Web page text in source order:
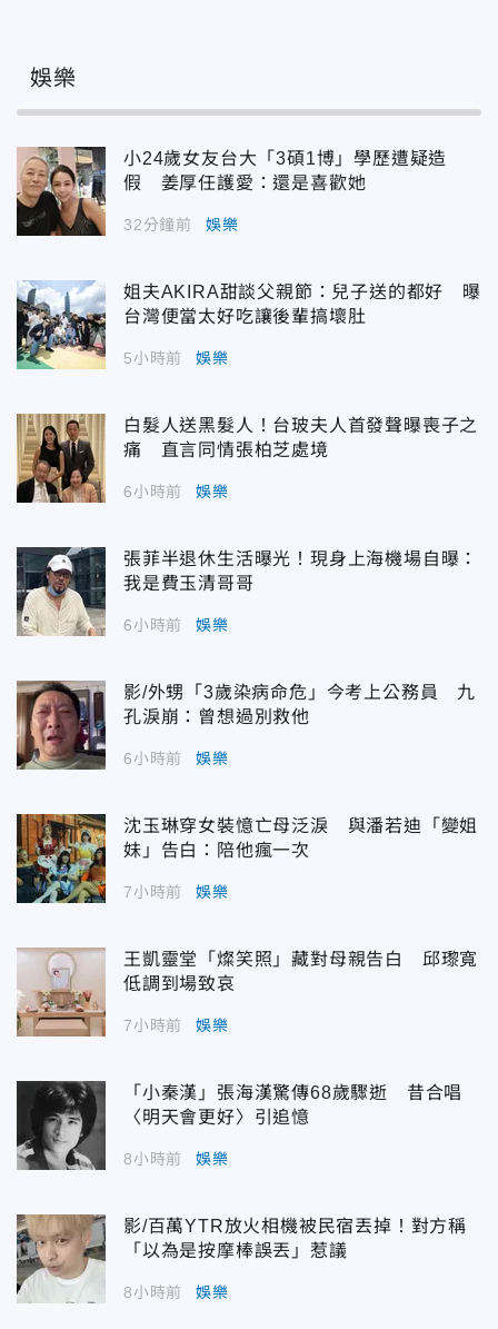
娛樂
小24歲女友台大「3碩1博」學歷遭疑造
假 姜厚任護愛：還是喜歡她
32分鐘前 娛樂
姐夫AKIRA甜談父親節：兒子送的都好 曝
台灣便當太好吃讓後輩搞壞肚
5小時前 娛樂
白髮人送黑髮人！台玻夫人首發聲曝喪子之
痛 直言同情張柏芝處境
6小時前 娛樂
張菲半退休生活曝光！現身上海機場自曝：
我是費玉清哥哥
6小時前 娛樂
影/外甥「3歲染病命危」今考上公務員 九
孔淚崩：曾想過別救他
6小時前 娛樂
沈玉琳穿女裝憶亡母泛淚 與潘若迪「變姐
妹」告白：陪他瘋一次
7小時前 娛樂
王凱靈堂「燦笑照」藏對母親告白 邱瓈寬
低調到場致哀
7小時前 娛樂
「小秦漢」張海漢驚傳68歲驟逝 昔合唱
〈明天會更好〉引追憶
8小時前 娛樂
影/百萬YTR放火相機被民宿丟掉！對方稱
「以為是按摩棒誤丟」惹議
8小時前 娛樂